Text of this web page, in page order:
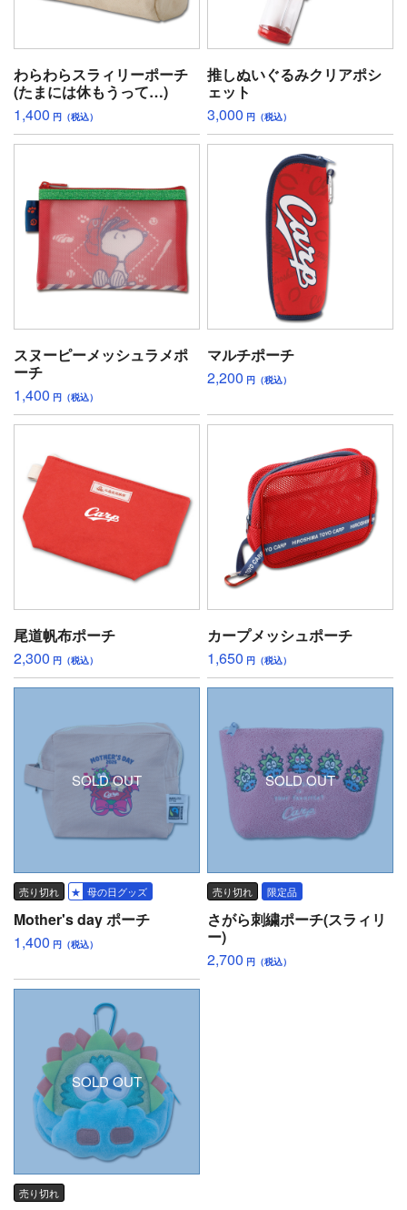
わらわらスラィリーポーチ
(たまには休もうって…)
1,400 円（税込）
推しぬいぐるみクリアポシ
ェット
3,000 円（税込）
スヌーピーメッシュラメポ
ーチ
1,400 円（税込）
マルチポーチ
2,200 円（税込）
尾道帆布ポーチ
2,300 円（税込）
カープメッシュポーチ
1,650 円（税込）
SOLD OUT
売り切れ 母の日グッズ
Mother's day ポーチ
1,400 円（税込）
SOLD OUT
売り切れ 限定品
さがら刺繍ポーチ(スラィリ
ー)
2,700 円（税込）
SOLD OUT
売り切れ